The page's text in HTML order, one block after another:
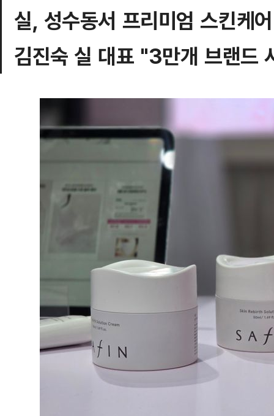
실, 성수동서 프리미엄 스킨케
김진숙 실 대표 "3만개 브랜드